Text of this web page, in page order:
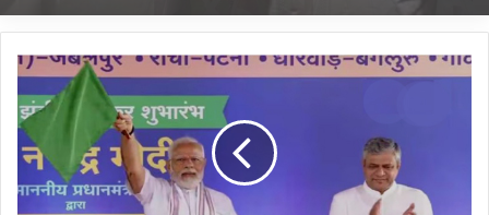
ಐದು
ಭಾರತ್
ರೈಲುಗಳ
ಸಂಚಾರಕ್ಕೆ
ಏಕಕಾಲಕ್ಕೆ
ಚಾಲನೆ